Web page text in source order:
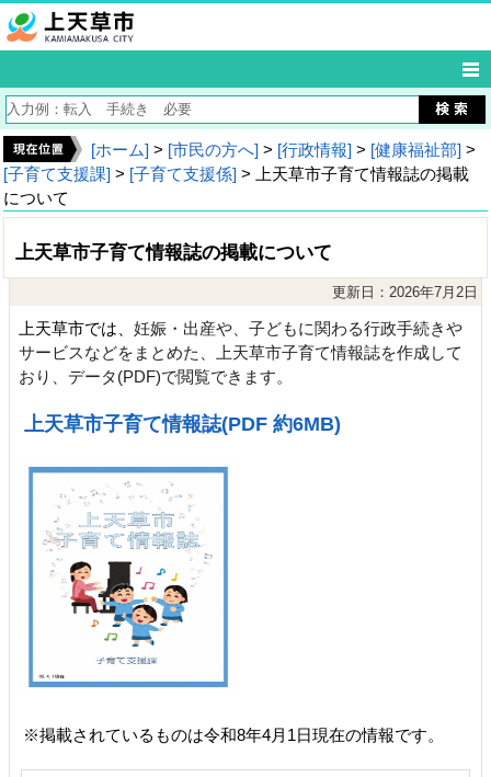
[ホーム] > [市民の方へ] > [行政情報] > [健康福祉部] >
[子育て支援課] > [子育て支援係] > 上天草市子育て情報誌の掲載
について
上天草市子育て情報誌の掲載について
更新日：2026年7月2日
上天草市では、 妊娠・出産や、子どもに関わる行政手続きや
サービスなどをまとめた、上天草市子育て情報誌を作成して
おり、データ(PDF)で閲覧できます。
上天草市子育て情報誌(PDF 約6MB)
※掲載されているものは令和8年4月1日現在の情報です。